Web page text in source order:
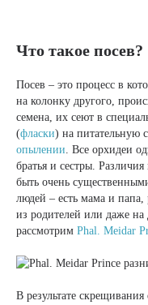
Что такое посев?
Посев – это процесс в
на колонку другого,
семена, их сеют в
(фласки) на питательную
опылении. Все орхидеи
братья и сестры.
быть очень
людей – есть мама и
из родителей или даже
рассмотрим Phal. Meidar
В результате